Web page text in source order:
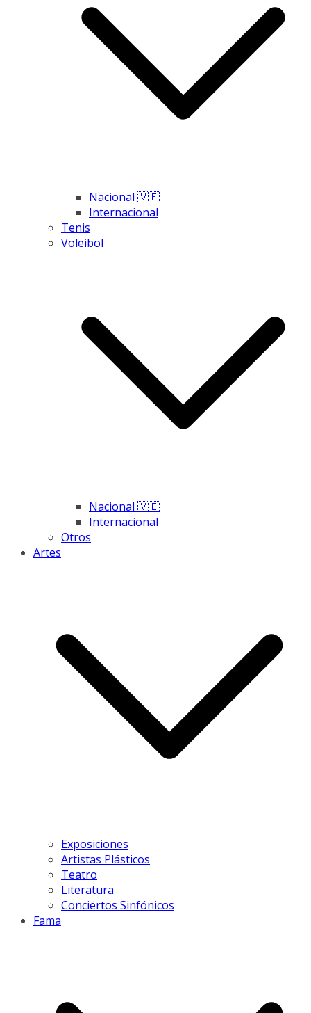
Nacional 🇻🇪
Internacional
Tenis
Voleibol
Nacional 🇻🇪
Internacional
Otros
Artes
Exposiciones
Artistas Plásticos
Teatro
Literatura
Conciertos Sinfónicos
Fama